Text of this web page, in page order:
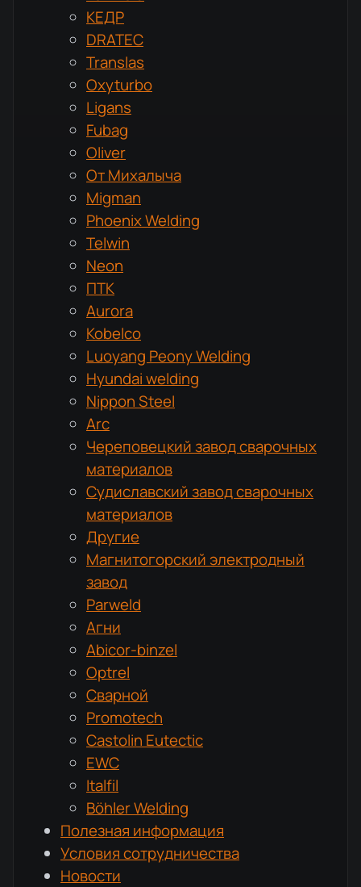
КЕДР
DRATEC
Translas
Oxyturbo
Ligans
Fubag
Oliver
От Михалыча
Migman
Phoenix Welding
Telwin
Neon
ПТК
Aurora
Kobelco
Luoyang Peony Welding
Hyundai welding
Nippon Steel
Arc
Череповецкий завод сварочных
материалов
Судиславский завод сварочных
материалов
Другие
Магнитогорский электродный
завод
Parweld
Агни
Abicor-binzel
Optrel
Сварной
Promotech
Castolin Eutectic
EWC
Italfil
Böhler Welding
Полезная информация
Условия сотрудничества
Новости